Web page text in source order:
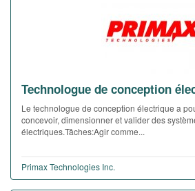
Technologue de conception
Le technologue de conception électrique a
concevoir, dimensionner et valider des
électriques.Tâches:Agir comme...
Primax Technologies Inc.